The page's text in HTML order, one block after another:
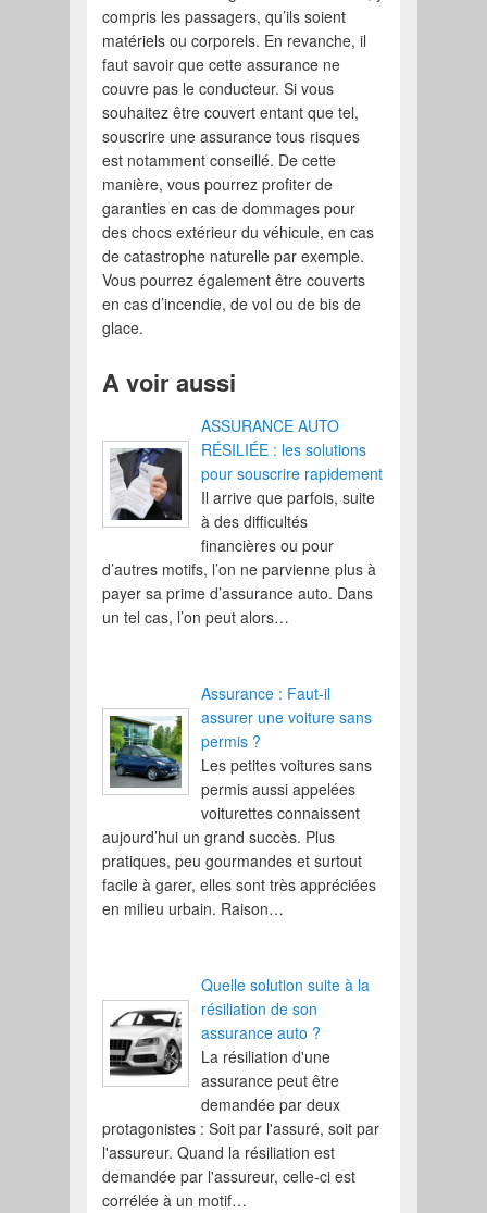
compris les passagers, qu’ils soient
matériels ou corporels. En revanche, il
faut savoir que cette assurance ne
couvre pas le conducteur. Si vous
souhaitez être couvert entant que tel,
souscrire une assurance tous risques
est notamment conseillé. De cette
manière, vous pourrez profiter de
garanties en cas de dommages pour
des chocs extérieur du véhicule, en cas
de catastrophe naturelle par exemple.
Vous pourrez également être couverts
en cas d’incendie, de vol ou de bis de
glace.
A voir aussi
ASSURANCE AUTO
RÉSILIÉE : les solutions
pour souscrire rapidement
Il arrive que parfois, suite
à des difficultés
financières ou pour
d’autres motifs, l’on ne parvienne plus à
payer sa prime d’assurance auto. Dans
un tel cas, l’on peut alors…
Assurance : Faut-il
assurer une voiture sans
permis ?
Les petites voitures sans
permis aussi appelées
voiturettes connaissent
aujourd’hui un grand succès. Plus
pratiques, peu gourmandes et surtout
facile à garer, elles sont très appréciées
en milieu urbain. Raison…
Quelle solution suite à la
résiliation de son
assurance auto ?
La résiliation d'une
assurance peut être
demandée par deux
protagonistes : Soit par l'assuré, soit par
l'assureur. Quand la résiliation est
demandée par l'assureur, celle-ci est
corrélée à un motif…